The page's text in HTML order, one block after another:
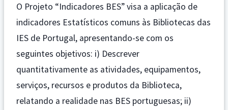
O Projeto “Indicadores BES” visa a aplicação de
indicadores Estatísticos comuns às Bibliotecas das
IES de Portugal, apresentando-se com os
seguintes objetivos: i) Descrever
quantitativamente as atividades, equipamentos,
serviços, recursos e produtos da Biblioteca,
relatando a realidade nas BES portuguesas; ii)